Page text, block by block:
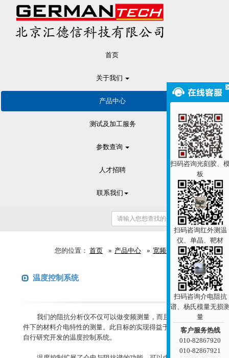
首页
关于我们
产品中心
测试及加工服务
参数查询
人才招聘
联系我们
您的位置： 首页 产品中心 宽频介电阻抗谱仪
温度控制系统
咨询报价
我们的阻抗分析仪不仅可以做变频测量，而且可以做变温条
件下的材料介电特性的测量。此目标的实现得益于Novocontrol
自行研究开发的温度控制系统。
扫码咨询光刻胶、
板
扫码咨询红外测温
仪、单晶、靶材
扫码咨询介电阻抗
谱、杨氏模量无损
量
客户服务热线
010-82867920
010-82867921